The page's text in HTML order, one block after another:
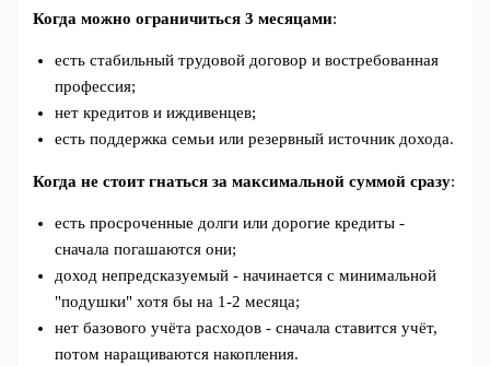
Когда можно ограничиться 3 месяцами:
есть стабильный трудовой договор и востребованная
профессия;
нет кредитов и иждивенцев;
есть поддержка семьи или резервный источник дохода.
Когда не стоит гнаться за максимальной суммой сразу:
есть просроченные долги или дорогие кредиты -
сначала погашаются они;
доход непредсказуемый - начинается с минимальной
"подушки" хотя бы на 1-2 месяца;
нет базового учёта расходов - сначала ставится учёт,
потом наращиваются накопления.